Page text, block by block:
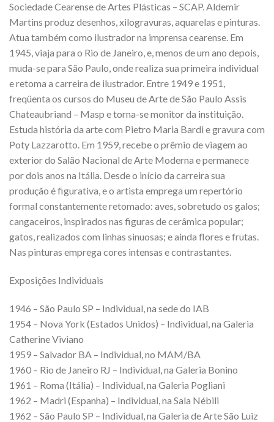
Sociedade Cearense de Artes Plásticas – SCAP. Aldemir
Martins produz desenhos, xilogravuras, aquarelas e pinturas.
Atua também como ilustrador na imprensa cearense. Em
1945, viaja para o Rio de Janeiro, e, menos de um ano depois,
muda-se para São Paulo, onde realiza sua primeira individual
e retoma a carreira de ilustrador. Entre 1949 e 1951,
freqüenta os cursos do Museu de Arte de São Paulo Assis
Chateaubriand – Masp e torna-se monitor da instituição.
Estuda história da arte com Pietro Maria Bardi e gravura com
Poty Lazzarotto. Em 1959, recebe o prêmio de viagem ao
exterior do Salão Nacional de Arte Moderna e permanece
por dois anos na Itália. Desde o início da carreira sua
produção é figurativa, e o artista emprega um repertório
formal constantemente retomado: aves, sobretudo os galos;
cangaceiros, inspirados nas figuras de cerâmica popular;
gatos, realizados com linhas sinuosas; e ainda flores e frutas.
Nas pinturas emprega cores intensas e contrastantes.
Exposições Individuais
1946 – São Paulo SP – Individual, na sede do IAB
1954 – Nova York (Estados Unidos) – Individual, na Galeria
Catherine Viviano
1959 – Salvador BA – Individual, no MAM/BA
1960 – Rio de Janeiro RJ – Individual, na Galeria Bonino
1961 – Roma (Itália) – Individual, na Galeria Pogliani
1962 – Madri (Espanha) – Individual, na Sala Nébili
1962 – São Paulo SP – Individual, na Galeria de Arte São Luiz